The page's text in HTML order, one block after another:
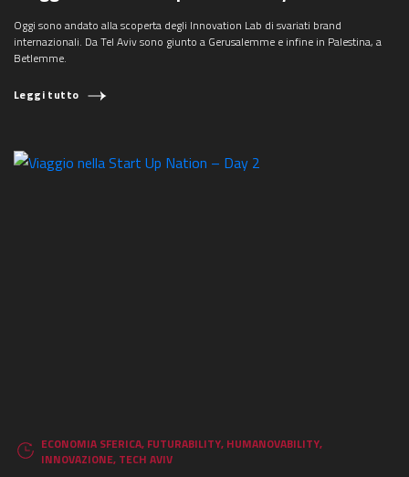
Oggi sono andato alla scoperta degli Innovation Lab di svariati brand
internazionali. Da Tel Aviv sono giunto a Gerusalemme e infine in Palestina, a
Betlemme.
Leggi tutto
ECONOMIA SFERICA, FUTURABILITY, HUMANOVABILITY,
INNOVAZIONE, TECH AVIV
COSA STAI CERCANDO?